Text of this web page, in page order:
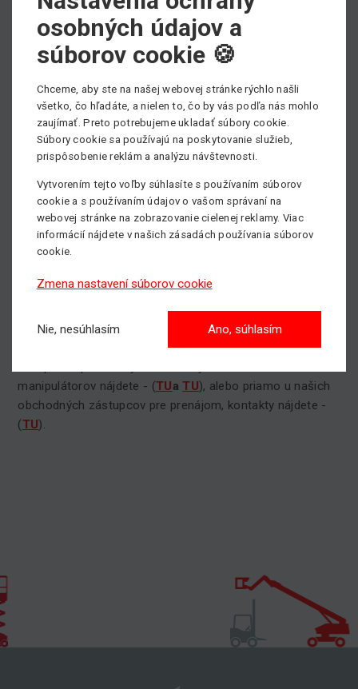
najprestížnejšie vo svojom odbore a ich kúpou či
prenájom tak máte istotu, že získate naozajstnú špičku.
Ich nosnosť sa pohybuje od 2500 - 3000 Kg. Maximálna
výška je potom 4, 7 metrov.
V ponuke vysokozdvižných vozíkov poháňaných
elelektrikou máte k dispozícii excelentný stroj značky
Toyota, ktorého nosnosť je 3000 Kg a maximálna výška 4,
3 metrov. Vysokozdvižné vozíky určené na prenájom Vám
veľkorysých finančných podmienok naše vysokozdvižné
vozíky odvedú poriadnu porciu kvalitnej práce.
Teleskopické manipulátorysú hodnotné a nákladovo
efektívne stroje pre akékoľvek pracovisko. Pokiaľ
potrebujete kompaktný terénny stroj, ktorý je súčasne
tá správna voľba.
manipulátorov nájdete - (TUaTU), alebo priamo u našich
obchodných zástupcov pre prenájom, kontakty nájdete -
(TU).
osobných údajov a
súborov cookie 🍪
Chceme, aby ste na našej webovej stránke rýchlo našli
všetko, čo hľadáte, a nielen to, čo by vás podľa nás mohlo
zaujímať. Preto potrebujeme ukladať súbory cookie.
Súbory cookie sa používajú na poskytovanie služieb,
prispôsobenie reklám a analýzu návštevnosti.
Vytvorením tejto voľby súhlasíte s používaním súborov
cookie a s používaním údajov o vašom správaní na
webovej stránke na zobrazovanie cielenej reklamy. Viac
informácií nájdete v našich zásadách používania súborov
cookie.
Zmena nastavení súborov cookie
Nie, nesúhlasím Ano, súhlasím